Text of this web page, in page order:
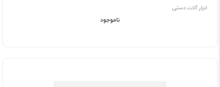
ابزار آلات دستی
ناموجود